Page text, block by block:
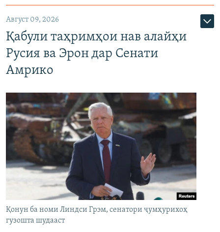
Август 09, 2026
Қабули таҳримҳои нав алайҳи
Русия ва Эрон дар Сенати
Амрико
Қонун ба номи Линдси Грэм, сенатори ҷумҳурихоҳ
гузошта шудааст